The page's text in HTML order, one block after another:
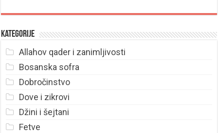
Kategorije
Allahov qader i zanimljivosti
Bosanska sofra
Dobročinstvo
Dove i zikrovi
Džini i šejtani
Fetve